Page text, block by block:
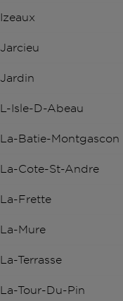
Izeaux
Jarcieu
Jardin
L-Isle-D-Abeau
La-Batie-Montgascon
La-Cote-St-Andre
La-Frette
La-Mure
La-Terrasse
La-Tour-Du-Pin